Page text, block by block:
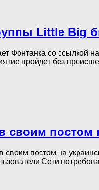
Little Big
Фонтанка со ссылкой
пройдет без
постом
постом на
Сети